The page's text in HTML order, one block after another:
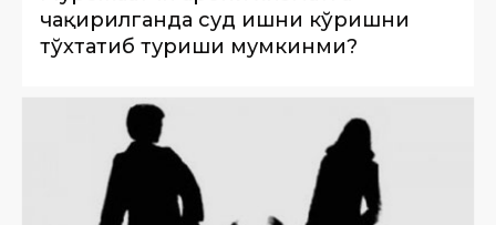
чақирилганда суд ишни кўришни
тўхтатиб туриши мумкинми?